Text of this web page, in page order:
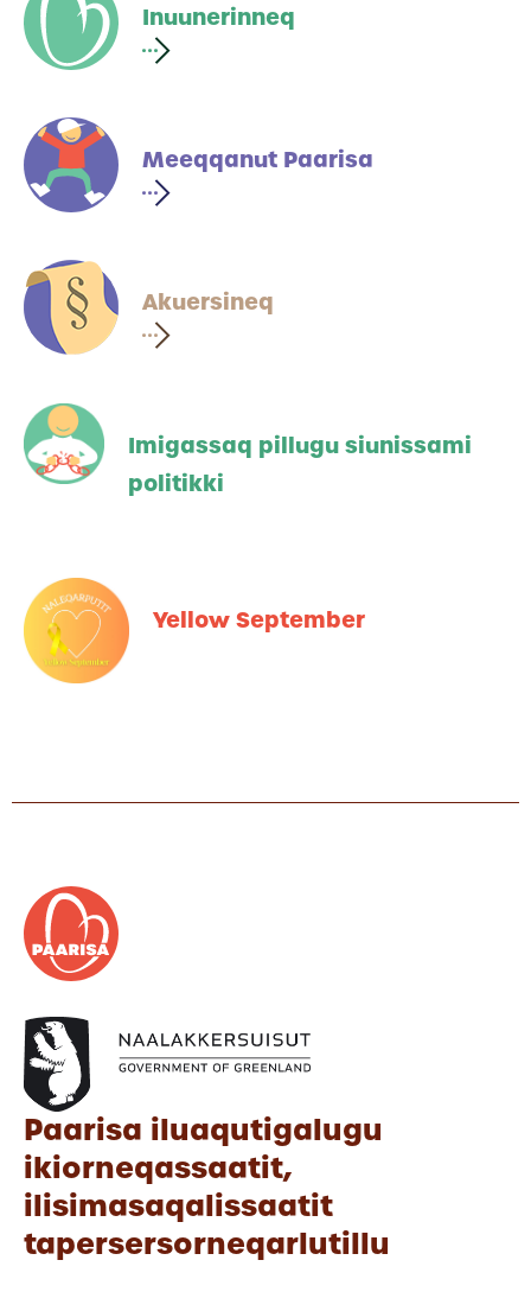
Inuunerinneq
Meeqqanut Paarisa
Akuersineq
Imigassaq pillugu siunissami
politikki
Yellow September
Paarisa iluaqutigalugu
ikiorneqassaatit,
ilisimasaqalissaatit
tapersersorneqarlutillu